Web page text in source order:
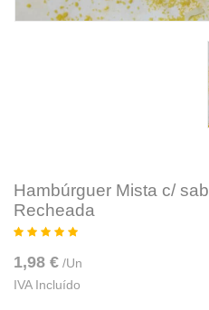
Hambúrguer Mista c/
Recheada
1,98 € /Un
IVA Incluído